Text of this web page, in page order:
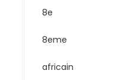
8e
8eme
africain